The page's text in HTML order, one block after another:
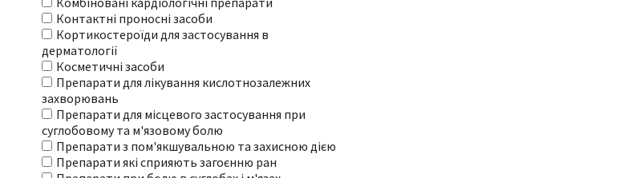
Контактні проносні засоби
Кортикостероїди для застосування в
дерматології
Косметичні засоби
Препарати для лікування кислотнозалежних
захворювань
Препарати для місцевого застосування при
суглобовому та м'язовому болю
Препарати з пом'якшувальною та захисною дією
Препарати які сприяють загоєнню ран